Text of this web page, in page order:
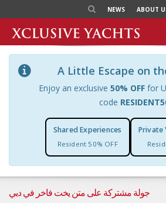
NEWS ABOUT
A Little Escape on
Enjoy an exclusive 50% OFFfor
code
Shared Experiences
Resident 50% OFF
Private
جولة مشتركة على متن يخت فاخر في دبي